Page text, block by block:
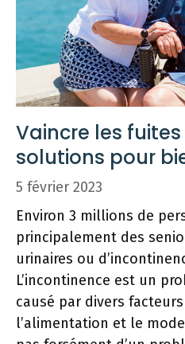
Vaincre les
solutions pour
5 février 2023
Environ 3 millions de
principalement des
urinaires ou
L’incontinence est un
causé par divers
l’alimentation et le